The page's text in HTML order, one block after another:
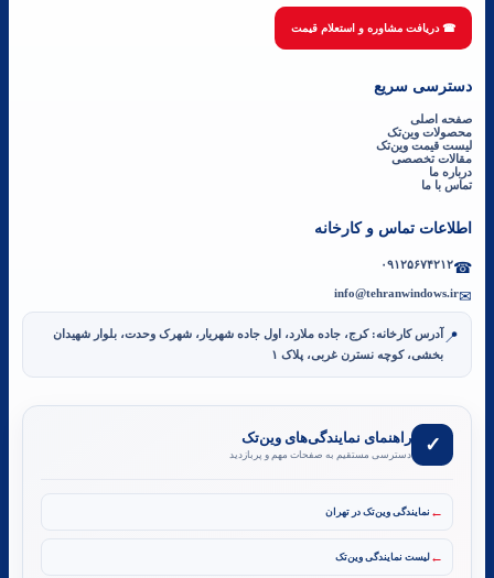
☎ دریافت مشاوره و استعلام قیمت
دسترسی سریع
صفحه اصلی
محصولات وین‌تک
لیست قیمت وین‌تک
مقالات تخصصی
درباره ما
تماس با ما
اطلاعات تماس و کارخانه
☎۰۹۱۲۵۶۷۴۲۱۲
✉
info@tehranwindows.ir
📍 آدرس کارخانه: کرج، جاده ملارد، اول جاده شهریار، شهرک وحدت، بلوار شهیدان
بخشی، کوچه نسترن غربی، پلاک ۱
✓ راهنمای نمایندگی‌های وین‌تک
دسترسی مستقیم به صفحات مهم و پربازدید
← نمایندگی وین‌تک در تهران
← لیست نمایندگی وین‌تک